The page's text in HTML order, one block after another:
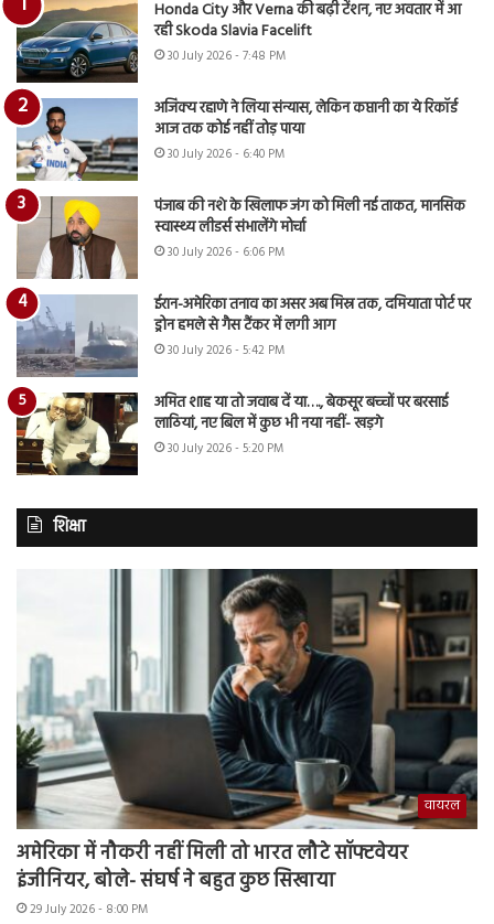
Honda City और Verna की बढ़ी टेंशन, नए अवतार में आ
रही Skoda Slavia Facelift
30 July 2026 - 7:48 PM
अजिंक्य रहाणे ने लिया संन्यास, लेकिन कप्तानी का ये रिकॉर्ड
आज तक कोई नहीं तोड़ पाया
30 July 2026 - 6:40 PM
पंजाब की नशे के खिलाफ जंग को मिली नई ताकत, मानसिक
स्वास्थ्य लीडर्स संभालेंगे मोर्चा
30 July 2026 - 6:06 PM
ईरान-अमेरिका तनाव का असर अब मिस्र तक, दमियाता पोर्ट पर
ड्रोन हमले से गैस टैंकर में लगी आग
30 July 2026 - 5:42 PM
अमित शाह या तो जवाब दें या…., बेकसूर बच्चों पर बरसाई
लाठियां, नए बिल में कुछ भी नया नहीं- खड़गे
30 July 2026 - 5:20 PM
शिक्षा
वायरल
अमेरिका में नौकरी नहीं मिली तो भारत लौटे सॉफ्टवेयर
इंजीनियर, बोले- संघर्ष ने बहुत कुछ सिखाया
29 July 2026 - 8:00 PM